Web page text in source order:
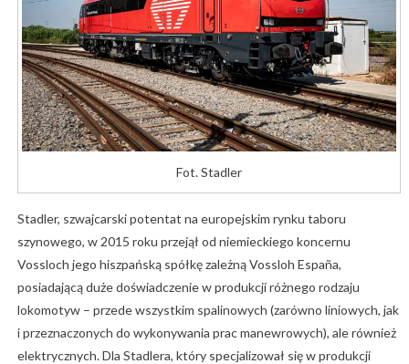
Fot. Stadler
Stadler, szwajcarski potentat na europejskim rynku taboru
szynowego, w 2015 roku przejął od niemieckiego koncernu
Vossloch jego hiszpańską spółkę zależną Vossloh España,
posiadającą duże doświadczenie w produkcji różnego rodzaju
lokomotyw – przede wszystkim spalinowych (zarówno liniowych, jak
i przeznaczonych do wykonywania prac manewrowych), ale również
elektrycznych. Dla Stadlera, który specjalizował się w produkcji